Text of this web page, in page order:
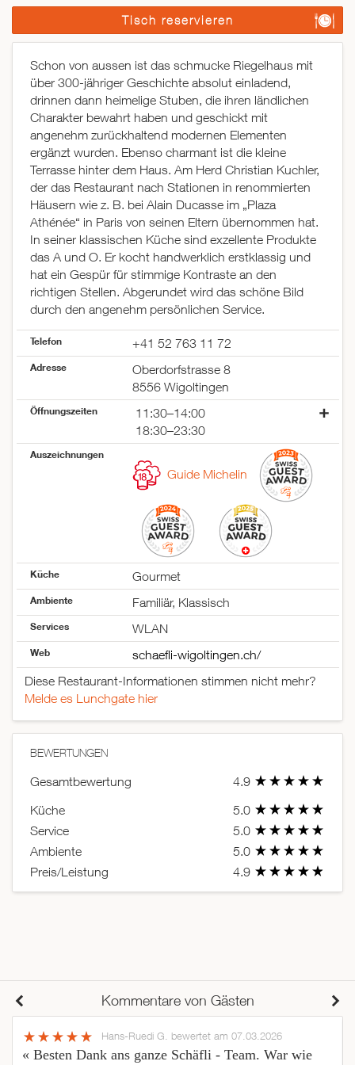
Tisch reservieren
Schon von aussen ist das schmucke Riegelhaus mit
über 300-jähriger Geschichte absolut einladend,
drinnen dann heimelige Stuben, die ihren ländlichen
Charakter bewahrt haben und geschickt mit
angenehm zurückhaltend modernen Elementen
ergänzt wurden. Ebenso charmant ist die kleine
Terrasse hinter dem Haus. Am Herd Christian Kuchler,
der das Restaurant nach Stationen in renommierten
Häusern wie z. B. bei Alain Ducasse im „Plaza
Athénée“ in Paris von seinen Eltern übernommen hat.
In seiner klassischen Küche sind exzellente Produkte
das A und O. Er kocht handwerklich erstklassig und
hat ein Gespür für stimmige Kontraste an den
richtigen Stellen. Abgerundet wird das schöne Bild
durch den angenehm persönlichen Service.
Telefon +41 52 763 11 72
Adresse
Oberdorfstrasse 8
8556 Wigoltingen
Öffnungszeiten
11:30–14:00
18:30–23:30
Montag
Samstag
Sonntag
geschlossen
geschlossen
11:30–14:00
11:30–14:00
18:30–23:30
11:30–14:00
18:30–23:30
11:30–14:00
18:30–23:30
geschlossen
Auszeichnungen
Guide Michelin
Küche Gourmet
Ambiente Familiär, Klassisch
Services WLAN
Web
schaefli-wigoltingen.ch/
Diese Restaurant-Informationen stimmen nicht mehr?
Melde es Lunchgate hier
BEWERTUNGEN
Gesamtbewertung
4.9
Küche
5.0
Service
5.0
Ambiente
5.0
Preis/Leistung
4.9
Kommentare von Gästen
Hans-Ruedi G. bewertet am 07.03.2026
« Besten Dank ans ganze Schäfli - Team. War wie